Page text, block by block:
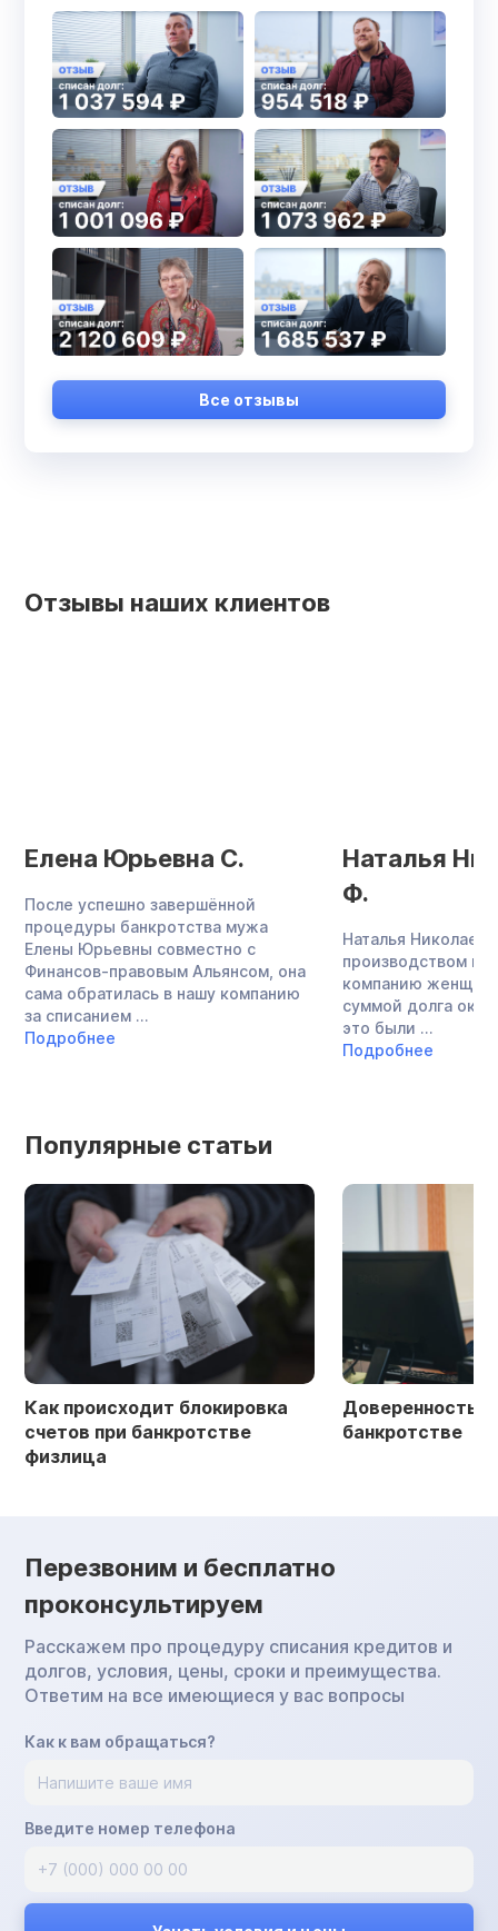
Все отзывы
Отзывы наших клиентов
Елена Юрьевна С.
После успешно завершённой
процедуры банкротства мужа
Елены Юрьевны совместно с
Финансов-правовым Альянсом, она
сама обратилась в нашу компанию
за списанием ...
Подробнее
Наталья
Ф.
Наталья
производством
компанию
суммой долга
это были ...
Подробнее
Популярные статьи
Как происходит блокировка
счетов при банкротстве
физлица
Доверенность
банкротстве
Перезвоним и бесплатно
проконсультируем
Расскажем про процедуру списания кредитов и
долгов, условия, цены, сроки и преимущества.
Ответим на все имеющиеся у вас вопросы
Как к вам обращаться?
Введите номер телефона